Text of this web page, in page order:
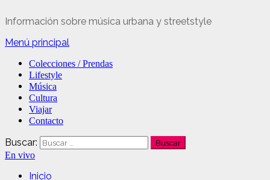
Información sobre música urbana y streetstyle
Menú principal
Colecciones / Prendas
Lifestyle
Música
Cultura
Viajar
Contacto
Buscar:
En vivo
Inicio